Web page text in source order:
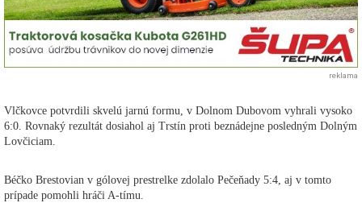
reklama
Vlčkovce potvrdili skvelú jarnú formu, v Dolnom Dubovom vyhrali vysoko
6:0. Rovnaký rezultát dosiahol aj Trstín proti beznádejne posledným Dolným
Lovčiciam.
Béčko Brestovian v gólovej prestrelke zdolalo Pečeňady 5:4, aj v tomto
prípade pomohli hráči A-tímu.